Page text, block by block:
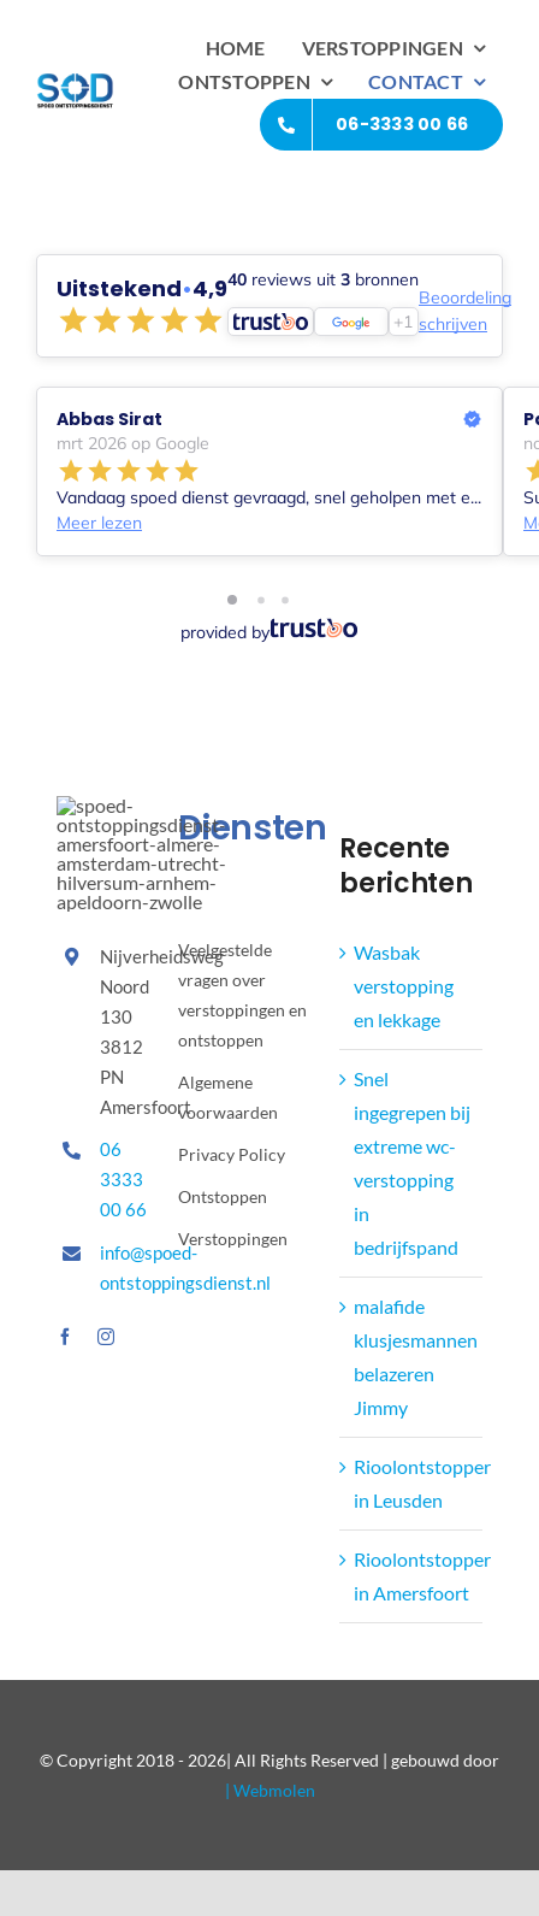
inhoud
HOME
VERSTOPPINGEN
ONTSTOPPEN
CONTACT
06-3333 00 66
Uitstekend•4,940reviews uit 3bronnen
+1
Beoordeling
schrijven
Abbas Sirat
mrt 2026 op Google
Vandaag spoed dienst gevraagd, snel geholpen met e...
Meer lezen
provided by
Nijverheidsweg
Noord
130
3812
PN
Amersfoort
06
3333
00 66
info@spoed-
ontstoppingsdienst.nl
Diensten
Veelgestelde
vragen over
verstoppingen en
ontstoppen
Algemene
voorwaarden
Privacy Policy
Ontstoppen
Verstoppingen
Recente
berichten
Wasbak
verstopping
en lekkage
Snel
ingegrepen bij
extreme wc-
verstopping
in
bedrijfspand
malafide
klusjesmannen
belazeren
Jimmy
Rioolontstopper
in Leusden
Rioolontstopper
in Amersfoort
© Copyright 2018 - 2026| All Rights Reserved | gebouwd door
| Webmolen